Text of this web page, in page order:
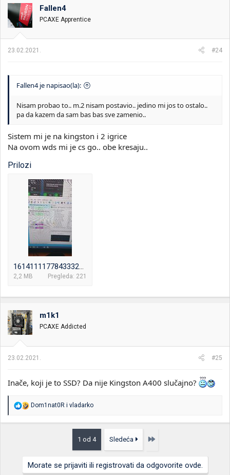
o
v
a
n
:
Fallen4
PCAXE Apprentice
23.02.2021. #24
Fallen4 je napisao(la):
Nisam probao to.. m.2 nisam postavio.. jedino mi jos to ostalo..
pa da kazem da sam bas bas sve zamenio..
Sistem mi je na kingston i 2 igrice
Na ovom wds mi je cs go.. obe kresaju..
Prilozi
2,2 MB Pregleda: 221
m1k1
PCAXE Addicted
23.02.2021. #25
Inače, koji je to SSD? Da nije Kingston A400 slučajno?
R
n
j
Dom1nat0R i vladarko
1 od 4 Sledeća Poslednja
Morate se prijaviti ili registrovati da odgovorite ovde.